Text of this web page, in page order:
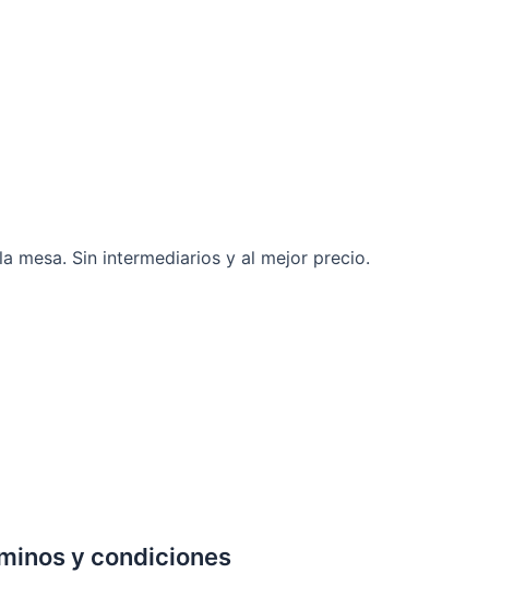
mesa. Sin intermediarios y al mejor precio.
y condiciones